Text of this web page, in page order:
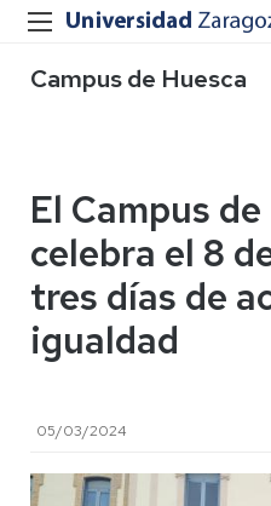
Campus de Huesca
El Campus
celebra el 8
tres días de
igualdad
05/03/2024